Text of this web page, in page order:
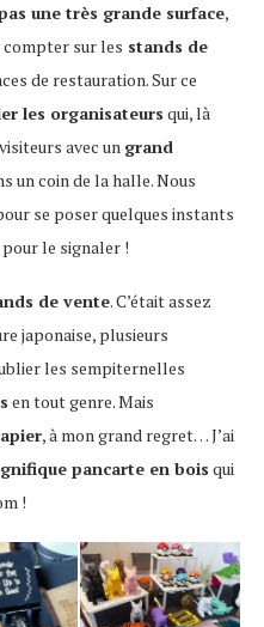
une très grande surface,
sur les stands de
de restauration. Sur ce
les organisateurs qui, là
avec un grand
un coin de la halle. Nous
se poser quelques instants
pour le signaler !
de vente. C’était assez
japonaise, plusieurs
les sempiternelles
en tout genre. Mais
, à mon grand regret… J’ai
pancarte en bois qui
!